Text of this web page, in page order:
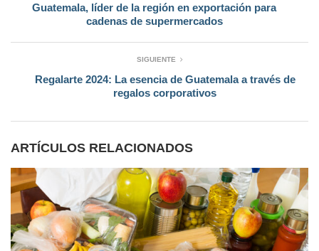
Guatemala, líder de la región en exportación para
cadenas de supermercados
SIGUIENTE
Regalarte 2024: La esencia de Guatemala a través de
regalos corporativos
ARTÍCULOS RELACIONADOS